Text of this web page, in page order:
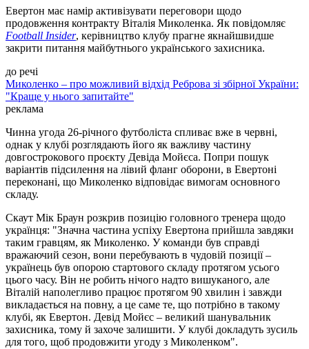
Евертон має намір активізувати переговори щодо
продовження контракту Віталія Миколенка. Як повідомляє
Football Insider, керівництво клубу прагне якнайшвидше
закрити питання майбутнього українського захисника.
до речі
Миколенко – про можливий відхід Реброва зі збірної України:
"Краще у нього запитайте"
реклама
Чинна угода 26-річного футболіста спливає вже в червні,
однак у клубі розглядають його як важливу частину
довгострокового проєкту Девіда Мойєса. Попри пошук
варіантів підсилення на лівий фланг оборони, в Евертоні
переконані, що Миколенко відповідає вимогам основного
складу.
Скаут Мік Браун розкрив позицію головного тренера щодо
українця: "Значна частина успіху Евертона прийшла завдяки
таким гравцям, як Миколенко. У команди був справді
вражаючий сезон, вони перебувають в чудовій позиції –
українець був опорою стартового складу протягом усього
цього часу. Він не робить нічого надто вишуканого, але
Віталій наполегливо працює протягом 90 хвилин і завжди
викладається на повну, а це саме те, що потрібно в такому
клубі, як Евертон. Девід Мойєс – великий шанувальник
захисника, тому й захоче залишити. У клубі докладуть зусиль
для того, щоб продовжити угоду з Миколенком".